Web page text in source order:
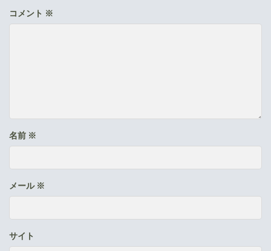
コメント ※
名前 ※
メール ※
サイト